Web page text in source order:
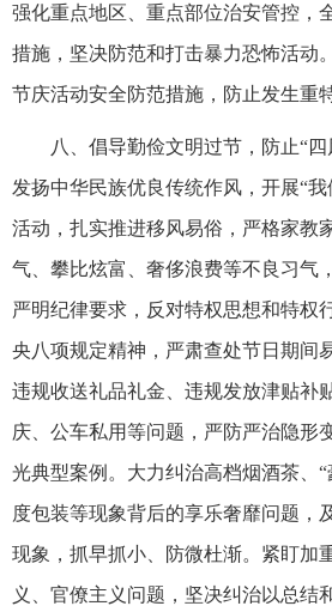
强化重点地区、重点部位治安管控，
措施，坚决防范和打击暴力恐怖活动
节庆活动安全防范措施，防止发生重
八、倡导勤俭文明过节，防止“
发扬中华民族优良传统作风，开展“
活动，扎实推进移风易俗，严格家教
气、攀比炫富、奢侈浪费等不良习气
严明纪律要求，反对特权思想和特权
央八项规定精神，严肃查处节日期间
违规收送礼品礼金、违规发放津贴补
庆、公车私用等问题，严防严治隐形
光典型案例。大力纠治高档烟酒茶、
度包装等现象背后的享乐奢靡问题，
现象，抓早抓小、防微杜渐。紧盯加
义、官僚主义问题，坚决纠治以总结